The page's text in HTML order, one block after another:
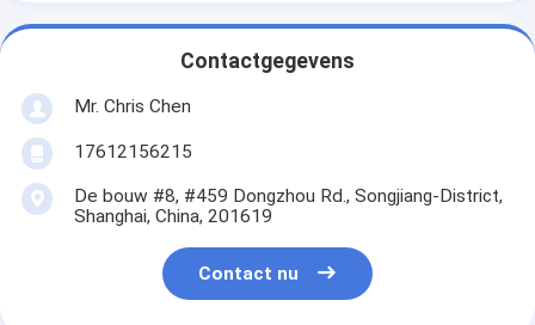
Contactgegevens
Mr. Chris Chen
17612156215
De bouw #8, #459 Dongzhou Rd., Songjiang-District,
Shanghai, China, 201619
Contact nu